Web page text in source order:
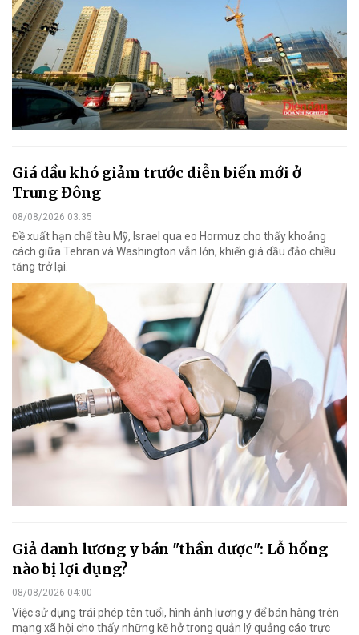
Giá dầu khó giảm trước diễn biến mới ở
Trung Đông
08/08/2026 03:35
Đề xuất hạn chế tàu Mỹ, Israel qua eo Hormuz cho thấy khoảng
cách giữa Tehran và Washington vẫn lớn, khiến giá dầu đảo chiều
tăng trở lại.
Giả danh lương y bán "thần dược": Lỗ hổng
nào bị lợi dụng?
08/08/2026 04:00
Việc sử dụng trái phép tên tuổi, hình ảnh lương y để bán hàng trên
mạng xã hội cho thấy những kẽ hở trong quản lý quảng cáo trực